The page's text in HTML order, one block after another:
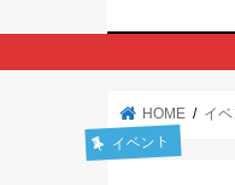
HOME イベ
イベント